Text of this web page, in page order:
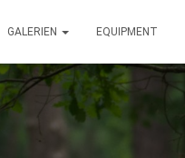
GALERIEN EQUIPMENT